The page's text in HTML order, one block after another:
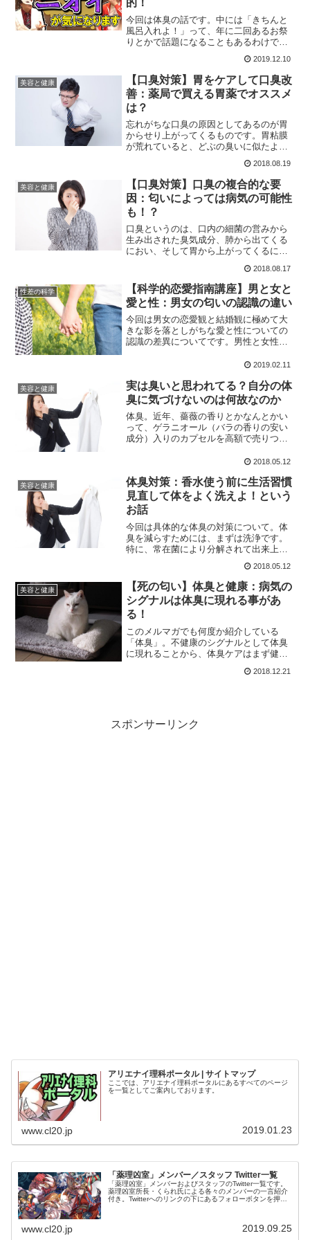
的！
今回は体臭の話です。中には「きちんと
風呂入れよ！」って、年に二回あるお祭
りとかで話題になることもあるわけです
き、きちんと清潔にしていても、気にな
るものは気になります。対策は何がいい
のでしょうか？
2019.12.10
美容と健康
【口臭対策】胃をケアして口臭改
善：薬局で買える胃薬でオススメ
は？
忘れがちな口臭の原因としてあるのが胃
からせり上がってくるものです。胃粘膜
が荒れていると、どぶの臭いに似たよう
な内蔵臭とも言える、えも言われぬ不快
な香りがしてきます。そこで今回は、薬
局で買える胃薬のオススメをご紹介しま
す。
2018.08.19
美容と健康
【口臭対策】口臭の複合的な要
因：匂いによっては病気の可能性
も！？
口臭というのは、口内の細菌の営みから
生み出された臭気成分、肺から出てくる
におい、そして胃から上がってくるにお
いった要因を知らずしてケアは出来ませ
んし、口臭や体臭から病気が発覚するこ
ともあります。
2018.08.17
性差の科学
【科学的恋愛指南講座】男と女と
愛と性：男女の匂いの認識の違い
今回は男女の恋愛観と結婚観に極めて大
きな影を落としがちな愛と性についての
認識の差異についてです。男性と女性で
ますが、何故そうなったのか、という事
きます。
2019.02.11
美容と健康
実は臭いと思われてる？自分の体
臭に気づけないのは何故なのか
体臭。近年、薔薇の香りとかなんとかい
って、ゲラニオール（バラの香りの安い
成分）入りのカプセルを高額で売りつけ
うな感じで流れていますが、それはとも
題です。
2018.05.12
美容と健康
体臭対策：香水使う前に生活習慣
見直して体をよく洗えよ！という
お話
今回は具体的な体臭の対策について。体
臭を減らすためには、まずは洗浄です。
特に、常在菌により分解されて出来上が
を綺麗にしてしまえばいいわけです。
2018.05.12
美容と健康
【死の匂い】体臭と健康：病気の
シグナルは体臭に現れる事があ
る！
このメルマガでも何度か紹介している
「体臭」。不健康のシグナルとして体臭
に現れることから、体臭ケアはまず健康
のも体臭として出るというのは、わりと
2018.12.21
スポンサーリンク
アリエナイ理科ポータル | サイトマップ
ここでは、アリエナイ理科ポータルにあるすべてのページ
を一覧としてご案内しております。
www.cl20.jp 2019.01.23
「薬理凶室」メンバー／スタッフ Twitter一覧
「薬理凶室」メンバーおよびスタッフのTwitter一覧です。
薬理凶室所長・くられ氏による各々のメンバーの一言紹介
付き。Twitterへのリンクの下にあるフォローボタンを押す
www.cl20.jp 2019.09.25